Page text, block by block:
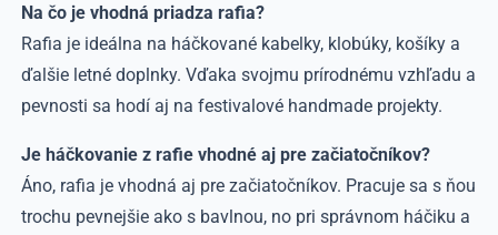
Na čo je vhodná priadza rafia?
Rafia je ideálna na háčkované kabelky, klobúky, košíky a
ďalšie letné doplnky. Vďaka svojmu prírodnému vzhľadu a
pevnosti sa hodí aj na festivalové handmade projekty.
Je háčkovanie z rafie vhodné aj pre začiatočníkov?
Áno, rafia je vhodná aj pre začiatočníkov. Pracuje sa s ňou
trochu pevnejšie ako s bavlnou, no pri správnom háčiku a